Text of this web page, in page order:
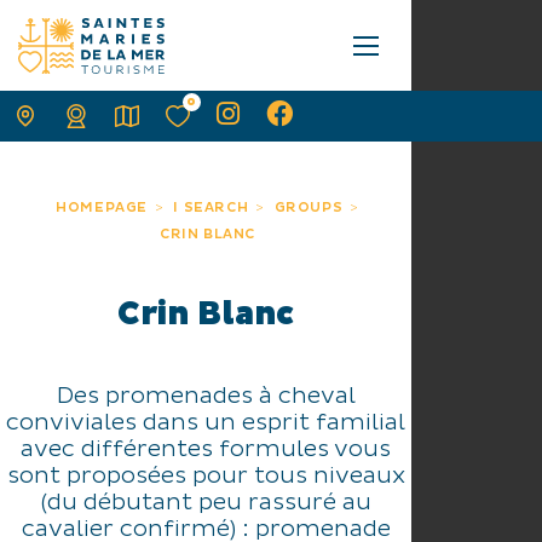
HOMEPAGE I SEARCH
GROUPS
CRIN BLANC
Crin Blanc
Des promenades à cheval
conviviales dans un esprit familial
avec différentes formules vous
sont proposées pour tous niveaux
(du débutant peu rassuré au
cavalier confirmé) : promenade
0